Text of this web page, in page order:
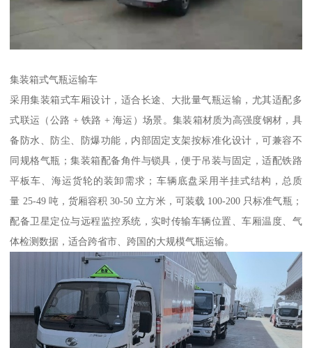
集装箱式气瓶运输车​
采用集装箱式车厢设计，适合长途、大批量气瓶运输，尤其适配多
式联运（公路 + 铁路 + 海运）场景。集装箱材质为高强度钢材，具
备防水、防尘、防爆功能，内部固定支架按标准化设计，可兼容不
同规格气瓶；集装箱配备角件与锁具，便于吊装与固定，适配铁路
平板车、海运货轮的装卸需求；车辆底盘采用半挂式结构，总质
量 25-49 吨，货厢容积 30-50 立方米，可装载 100-200 只标准气瓶；
配备卫星定位与远程监控系统，实时传输车辆位置、车厢温度、气
体检测数据，适合跨省市、跨国的大规模气瓶运输。​